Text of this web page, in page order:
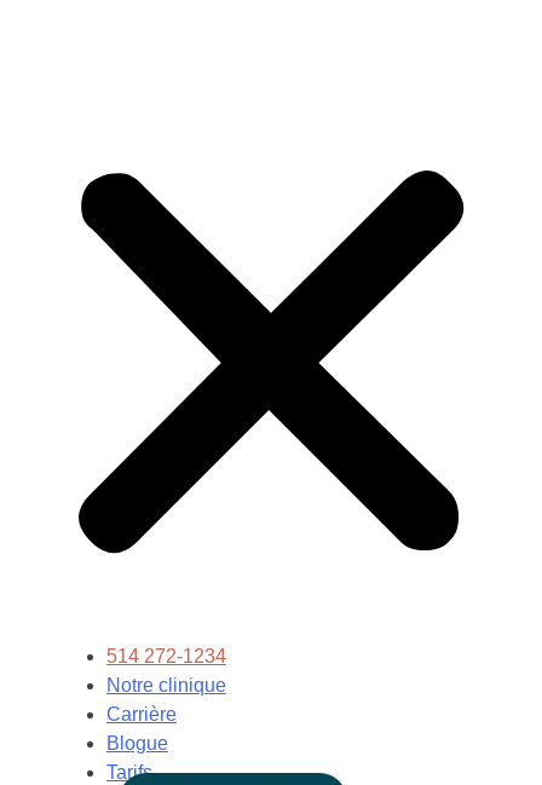
514 272-1234
Notre clinique
Carrière
Blogue
Tarifs